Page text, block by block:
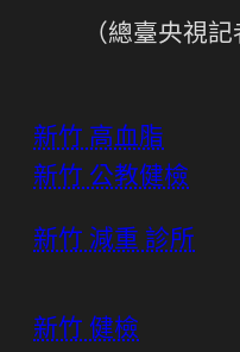
（總臺央視記者
新竹 高血脂
新竹 公教健檢
新竹 減重 診所
新竹 健檢